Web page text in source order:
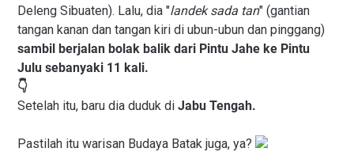
Deleng Sibuaten). Lalu, dia "landek sada tan" (gantian
tangan kanan dan tangan kiri di ubun-ubun dan pinggang)
sambil berjalan bolak balik dari Pintu Jahe ke Pintu
Julu sebanyaki 11 kali.
👇
Setelah itu, baru dia duduk di Jabu Tengah.
Pastilah itu warisan Budaya Batak juga, ya?